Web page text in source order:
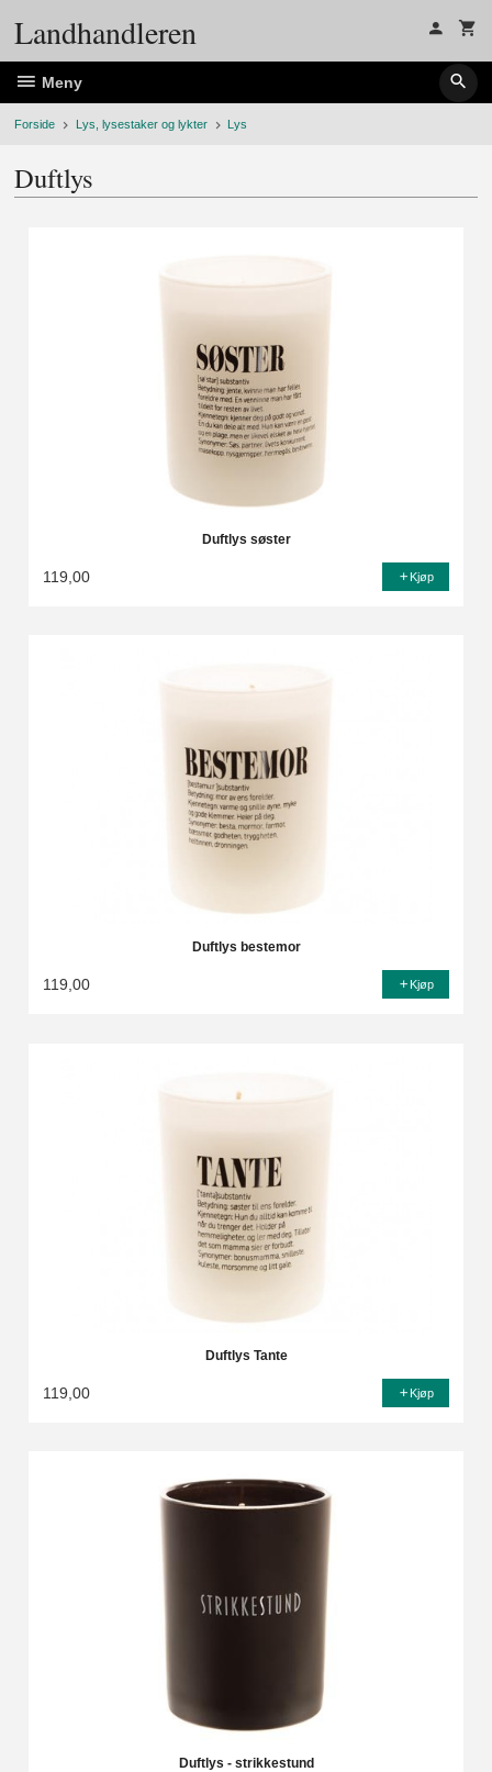
Landhandleren
Meny
Forside Lys, lysestaker og lykter Lys
Duftlys
Duftlys søster
119,00 Kjøp
Duftlys bestemor
119,00 Kjøp
Duftlys Tante
119,00 Kjøp
Duftlys - strikkestund